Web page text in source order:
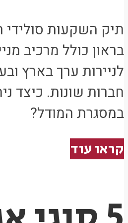
תיק השקעות
לניירות ערך בארץ
חברות שונות. כיצד
במסגרת המודל?
קראו עוד